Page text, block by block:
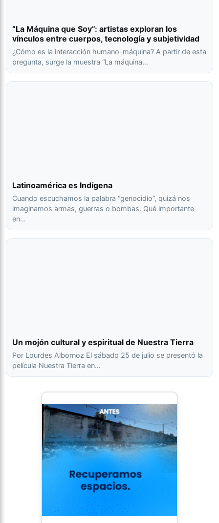
“La Máquina que Soy”: artistas exploran los
vínculos entre cuerpos, tecnología y subjetividad
¿Cómo es la interacción humano-máquina? A partir de esta
pregunta, surge la muestra “La máquina…
Latinoamérica es Indígena
Cuando escuchamos la palabra “genocidio”, quizá nos
imaginamos armas, guerras o bombas. Qué importante
en…
Un mojón cultural y espiritual de Nuestra Tierra
Por Lourdes Albornoz El sábado 25 de julio se presentó la
película Nuestra Tierra en…